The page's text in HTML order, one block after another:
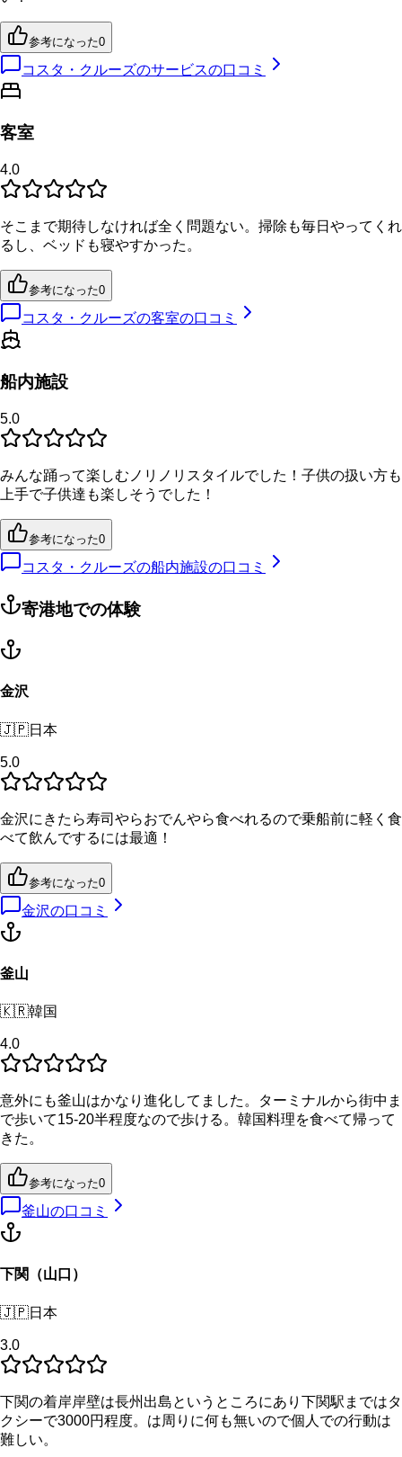
参考になった0
コスタ・クルーズのサービスの口コミ
客室
4.0
そこまで期待しなければ全く問題ない。掃除も毎日やってくれ
るし、ベッドも寝やすかった。
参考になった0
コスタ・クルーズの客室の口コミ
船内施設
5.0
みんな踊って楽しむノリノリスタイルでした！子供の扱い方も
上手で子供達も楽しそうでした！
参考になった0
コスタ・クルーズの船内施設の口コミ
寄港地での体験
金沢
🇯🇵日本
5.0
金沢にきたら寿司やらおでんやら食べれるので乗船前に軽く食
べて飲んでするには最適！
参考になった0
金沢の口コミ
釜山
🇰🇷韓国
4.0
意外にも釜山はかなり進化してました。ターミナルから街中ま
で歩いて15-20半程度なので歩ける。韓国料理を食べて帰って
きた。
参考になった0
釜山の口コミ
下関（山口）
🇯🇵日本
3.0
下関の着岸岸壁は長州出島というところにあり下関駅まではタ
クシーで3000円程度。は周りに何も無いので個人での行動は
難しい。